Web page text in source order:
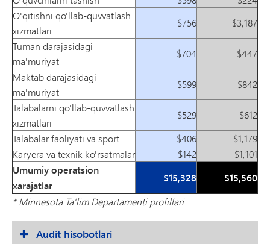
O'qitishni qo'llab-quvvatlash
xizmatlari
$756
$3,187
Tuman darajasidagi
ma'muriyat
$704
$447
Maktab darajasidagi
ma'muriyat
$599
$842
Talabalarni qo'llab-quvvatlash
xizmatlari
$529
$612
Talabalar faoliyati va sport
$406
$1,179
Karyera va texnik ko'rsatmalar
$142 $1,101
Umumiy operatsion
xarajatlar
$15,328 $15,560
* Minnesota Ta'lim Departamenti profillari
Audit hisobotlari